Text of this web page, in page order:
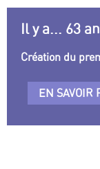
Il y a... 63
Création du
EN SAVOIR